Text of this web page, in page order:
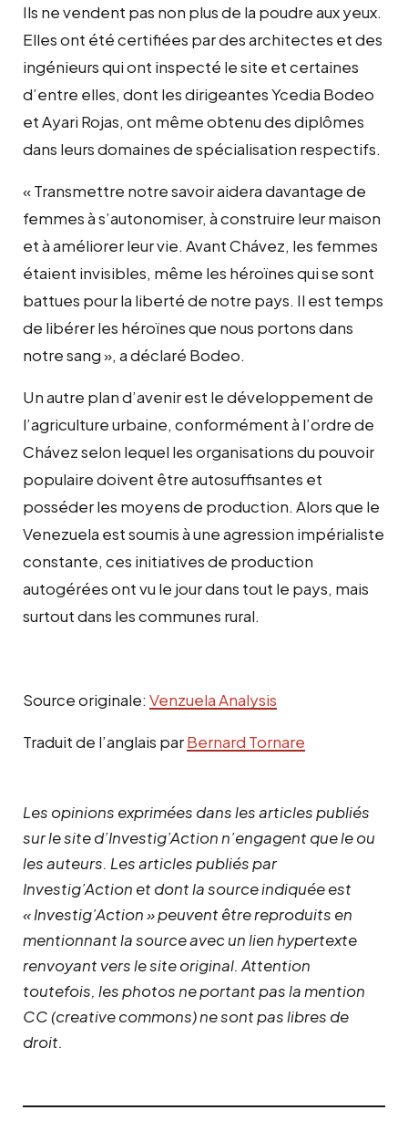
Ils ne vendent pas non plus de la poudre aux yeux.
Elles ont été certifiées par des architectes et des
ingénieurs qui ont inspecté le site et certaines
d’entre elles, dont les dirigeantes Ycedia Bodeo
et Ayari Rojas, ont même obtenu des diplômes
dans leurs domaines de spécialisation respectifs.
« Transmettre notre savoir aidera davantage de
femmes à s’autonomiser, à construire leur maison
et à améliorer leur vie. Avant Chávez, les femmes
étaient invisibles, même les héroïnes qui se sont
battues pour la liberté de notre pays. Il est temps
de libérer les héroïnes que nous portons dans
notre sang », a déclaré Bodeo.
Un autre plan d’avenir est le développement de
l’agriculture urbaine, conformément à l’ordre de
Chávez selon lequel les organisations du pouvoir
populaire doivent être autosuffisantes et
posséder les moyens de production. Alors que le
Venezuela est soumis à une agression impérialiste
constante, ces initiatives de production
autogérées ont vu le jour dans tout le pays, mais
surtout dans les communes rural.
Source originale: Venzuela Analysis
Traduit de l’anglais parBernard Tornare
Les opinions exprimées dans les articles publiés
sur le site d’Investig’Action n’engagent que le ou
les auteurs. Les articles publiés par
Investig’Action et dont la source indiquée est
« Investig’Action » peuvent être reproduits en
mentionnant la source avec un lien hypertexte
renvoyant vers le site original. Attention
toutefois, les photos ne portant pas la mention
CC (creative commons) ne sont pas libres de
droit.